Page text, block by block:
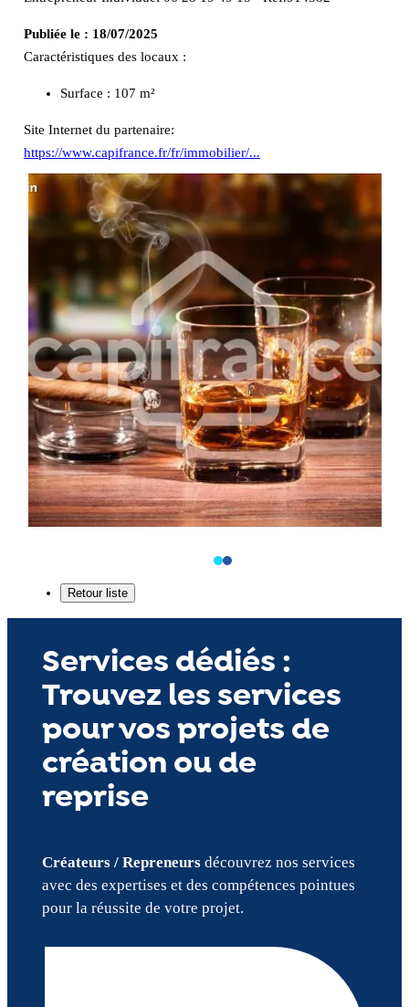
Publiée le : 18/07/2025
Caractéristiques des locaux :
Surface : 107 m²
Site Internet du partenaire:
https://www.capifrance.fr/fr/immobilier/...
Services dédiés :
Trouvez les services
pour vos projets de
création ou de
reprise
Créateurs / Repreneursdécouvrez nos services
avec des expertises et des compétences pointues
pour la réussite de votre projet.